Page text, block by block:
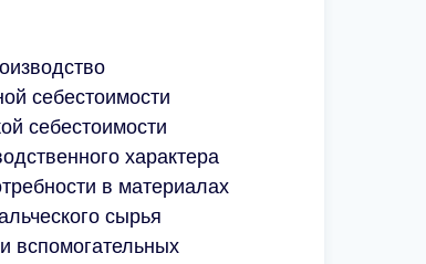
себестоимости
себестоимости
характера
в материалах
сырья
вспомогательных